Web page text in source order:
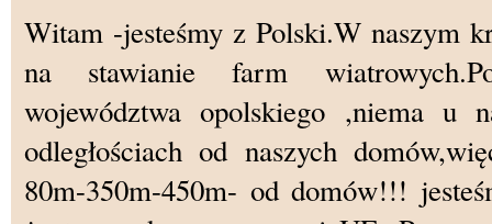
Witam -jesteśmy z Polski.W naszym
na stawianie farm
województwa opolskiego ,niema u
odległościach od naszych
80m-350m-450m- od domów!!!